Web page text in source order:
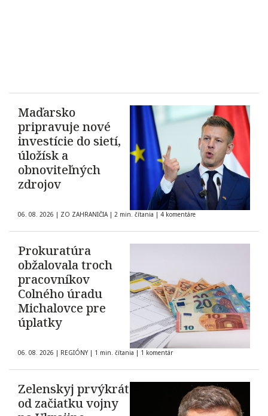
Maďarsko
pripravuje nové
investície do sietí,
úložísk a
obnoviteľných
zdrojov
06. 08. 2026 | ZO ZAHRANIČIA | 2 min. čítania | 4 komentáre
Prokuratúra
obžalovala troch
pracovníkov
Colného úradu
Michalovce pre
úplatky
06. 08. 2026 | REGIÓNY | 1 min. čítania | 1 komentár
Zelenskyj prvýkrát
od začiatku vojny